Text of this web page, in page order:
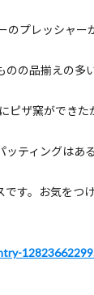
のプレッシャ
のの品揃えの
ピザ窯ができた
ティングはあ
す。お気をつ